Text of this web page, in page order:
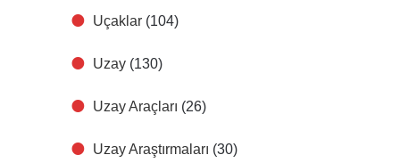
Uçaklar (104)
Uzay (130)
Uzay Araçları (26)
Uzay Araştırmaları (30)